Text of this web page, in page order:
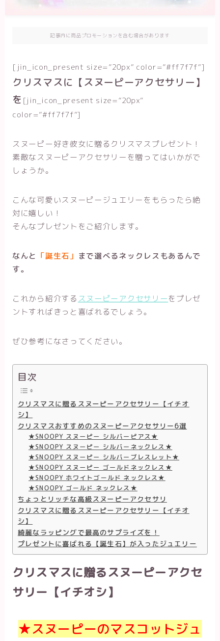
記事内に商品プロモーションを含む場合があります
[jin_icon_present size=”20px” color=”#ff7f7f”]
クリスマスに【スヌーピーアクセサリー】
を [jin_icon_present size=”20px”
color=”#ff7f7f”]
スヌーピー好き彼女に贈るクリスマスプレゼント！
素敵なスヌーピーアクセサリーを贈ってはいかがで
しょうか。
こんな可愛いスヌーピージュエリーをもらったら絶
対に嬉しい！
そんなプレゼントをご紹介します。
なんと 「誕生石」 まで選べるネックレスもあるんで
す。
これから紹介する スヌーピーアクセサリーをプレゼ
ントすればきっと喜ばれるでしょう。
ぜひ参考になさってください。
目次
クリスマスに贈るスヌーピーアクセサリー【イチオ
シ】
クリスマスおすすめのスヌーピーアクセサリー6選
★SNOOPY スヌーピー シルバーピアス★
★SNOOPY スヌーピー シルバーネックレス★
★SNOOPY スヌーピー シルバーブレスレット★
★SNOOPY スヌーピー ゴールドネックレス★
★SNOOPY ホワイトゴールド ネックレス★
★SNOOPY ゴールド ネックレス★
ちょっとリッチな高級スヌーピーアクセサリ
クリスマスに贈るスヌーピーアクセサリー【イチオ
シ】
綺麗なラッピングで最高のサプライズを！
プレゼントに喜ばれる【誕生石】が入ったジュエリー
クリスマスに贈るスヌーピーアクセ
サリー【イチオシ】
★スヌーピーのマスコットジュ